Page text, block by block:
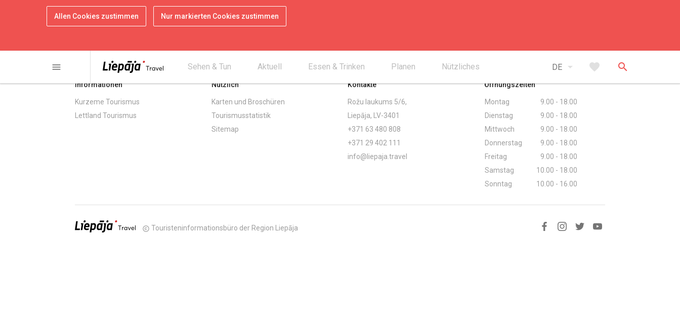
Allen Cookies zustimmen Nur markierten Cookies zustimmen
menu Sehen & Tun Aktuell Essen & Trinken Planen Nützliches DE arrow_drop_down favorite search
Informationen
Kurzeme Tourismus
Lettland Tourismus
Nützlich
Karten und Broschüren
Tourismusstatistik
Sitemap
Kontakte
Rožu laukums 5/6,
Liepāja, LV-3401
+371 63 480 808
+371 29 402 111
info@liepaja.travel
Öffnungszeiten
Montag
9.00 - 18.00
Dienstag
9.00 - 18.00
Mittwoch
9.00 - 18.00
Donnerstag
9.00 - 18.00
Freitag
9.00 - 18.00
Samstag
10.00 - 18.00
Sonntag
10.00 - 16.00
copyright Touristeninformationsbüro der Region Liepāja